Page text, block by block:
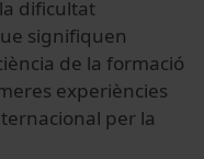
dificultat
signifiquen
de la formació
experiències
per la